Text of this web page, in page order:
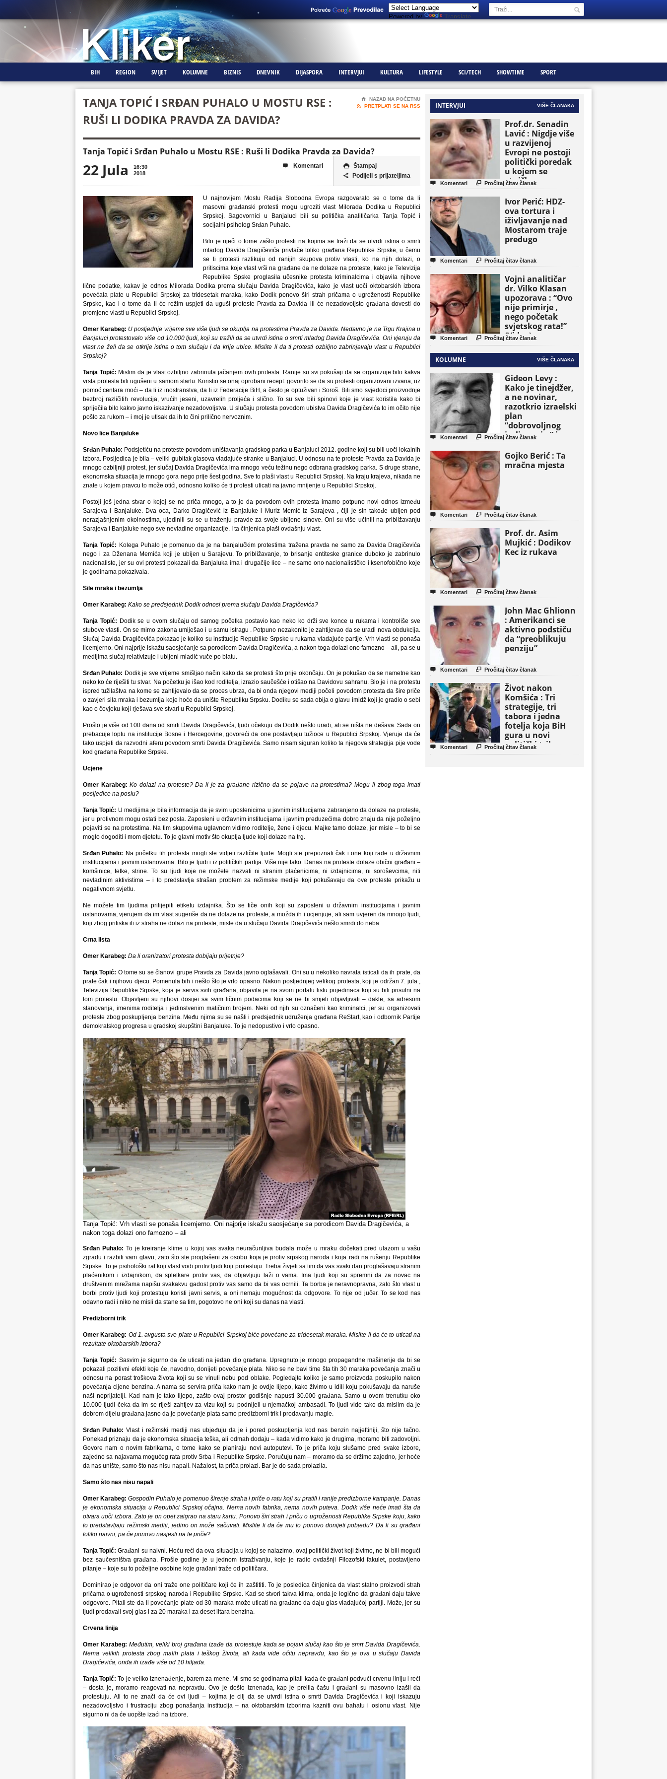
Powered by Translate
BIH REGION SVIJET KOLUMNE BIZNIS DNEVNIK DIJASPORA INTERVJUI KULTURA LIFESTYLE SCI/TECH SHOWTIME SPORT
TANJA TOPIĆ I SRĐAN PUHALO U MOSTU RSE :
RUŠI LI DODIKA PRAVDA ZA DAVIDA?
⌂
NAZAD NA POČETNU

PRETPLATI SE NA RSS
Tanja Topić i Srđan Puhalo u Mostu RSE : Ruši li Dodika Pravda za Davida?
22 Jula
16:30
2018
 Štampaj
 Podijeli s prijateljima
 Komentari
U najnovijem Mostu Radija Slobodna Evropa razgovaralo se o tome da li
masovni građanski protesti mogu ugroziti vlast Milorada Dodika u Republici
Srpskoj. Sagovornici u Banjaluci bili su politička analitičarka Tanja Topić i
socijalni psiholog Srđan Puhalo.
Bilo je riječi o tome zašto protesti na kojima se traži da se utvrdi istina o smrti
mladog Davida Dragičevića privlače toliko građana Republike Srpske, u čemu
se ti protesti razlikuju od ranijih skupova protiv vlasti, ko na njih dolazi, o
pritiscima koje vlast vrši na građane da ne dolaze na proteste, kako je Televizija
Republike Spske proglasila učesnike protesta kriminalcima i objavila njihove
lične podatke, kakav je odnos Milorada Dodika prema slučaju Davida Dragičevića, kako je vlast uoči oktobarskih izbora
povećala plate u Republici Srpskoj za tridesetak maraka, kako Dodik ponovo širi strah pričama o ugroženosti Republike
Srpske, kao i o tome da li će režim uspjeti da uguši proteste Pravda za Davida ili će nezadovoljsto građana dovesti do
promjene vlasti u Republici Srpskoj.
Omer Karabeg: U posljednje vrijeme sve više ljudi se okuplja na protestima Pravda za Davida. Nedavno je na Trgu Krajina u
Banjaluci protestovalo više od 10.000 ljudi, koji su tražili da se utvrdi istina o smrti mladog Davida Dragičevića. Oni vjeruju da
vlast ne želi da se otkrije istina o tom slučaju i da krije ubice. Mislite li da ti protesti ozbiljno zabrinjavaju vlast u Republici
Srpskoj?
Tanja Topić: Mislim da je vlast ozbiljno zabrinuta jačanjem ovih protesta. Ranije su svi pokušaji da se organizuje bilo kakva
vrsta protesta bili ugušeni u samom startu. Koristio se onaj oprobani recept: govorilo se da su protesti organizovani izvana, uz
pomoć centara moći – da li iz inostranstva, da li iz Federacije BiH, a često je optuživan i Soroš. Bili smo svjedoci proizvodnje
bezbroj različitih revolucija, vrućih jeseni, uzavrelih proljeća i slično. To su sve bili spinovi koje je vlast koristila kako bi
spriječila bilo kakvo javno iskazivanje nezadovoljstva. U slučaju protesta povodom ubistva Davida Dragičevića to im očito nije
pošlo za rukom – i moj je utisak da ih to čini prilično nervoznim.
Novo lice Banjaluke
Srđan Puhalo: Podsjetiću na proteste povodom uništavanja gradskog parka u Banjaluci 2012. godine koji su bili uoči lokalnih
izbora. Posljedica je bila – veliki gubitak glasova vladajuće stranke u Banjaluci. U odnosu na te proteste Pravda za Davida je
mnogo ozbiljniji protest, jer slučaj Davida Dragičevića ima mnogo veću težinu nego odbrana gradskog parka. S druge strane,
ekonomska situacija je mnogo gora nego prije šest godina. Sve to plaši vlast u Republici Srpskoj. Na kraju krajeva, nikada ne
znate u kojem pravcu to može otići, odnosno koliko će ti protesti uticati na javno mnijenje u Republici Srpskoj.
Postoji još jedna stvar o kojoj se ne priča mnogo, a to je da povodom ovih protesta imamo potpuno novi odnos između
Sarajeva i Banjaluke. Dva oca, Darko Dragičević iz Banjaluke i Muriz Memić iz Sarajeva , čiji je sin takođe ubijen pod
nerazjašnjenim okolnostima, ujedinili su se u traženju pravde za svoje ubijene sinove. Oni su više učinili na približavanju
Sarajeva i Banjaluke nego sve nevladine organizacije. I ta činjenica plaši ovdašnju vlast.
Tanja Topić: Kolega Puhalo je pomenuo da je na banjalučkim protestima tražena pravda ne samo za Davida Dragičevića
nego i za Dženana Memića koji je ubijen u Sarajevu. To približavanje, to brisanje entiteske granice duboko je zabrinulo
nacionaliste, jer su ovi protesti pokazali da Banjaluka ima i drugačije lice – ne samo ono nacionalističko i ksenofobično koje
je godinama pokazivala.
Sile mraka i bezumlja
Omer Karabeg: Kako se predsjednik Dodik odnosi prema slučaju Davida Dragičevića?
Tanja Topić: Dodik se u ovom slučaju od samog početka postavio kao neko ko drži sve konce u rukama i kontroliše sve
stubove vlasti. On se mimo zakona umiješao i u samu istragu . Potpuno nezakonito je zahtijevao da se uradi nova obdukcija.
Slučaj Davida Dragičevića pokazao je koliko su institucije Republike Srpske u rukama vladajuće partije. Vrh vlasti se ponaša
licemjerno. Oni najprije iskažu saosjećanje sa porodicom Davida Dragičevića, a nakon toga dolazi ono famozno – ali, pa se u
medijima slučaj relativizuje i ubijeni mladić vuče po blatu.
Srđan Puhalo: Dodik je sve vrijeme smišljao način kako da se protesti što prije okončaju. On je pokušao da se nametne kao
neko ko će riješiti tu stvar. Na početku je išao kod roditelja, izrazio saučešće i otišao na Davidovu sahranu. Bio je i na protestu
ispred tužilaštva na kome se zahtijevalo da se proces ubrza, da bi onda njegovi mediji počeli povodom protesta da šire priče
o zavjeri sila mraka i bezumlja koje hoće da unište Republiku Srpsku. Dodiku se sada obija o glavu imidž koji je gradio o sebi
kao o čovjeku koji rješava sve stvari u Republici Srpskoj.
Prošlo je više od 100 dana od smrti Davida Dragičevića, ljudi očekuju da Dodik nešto uradi, ali se ništa ne dešava. Sada on
prebacuje loptu na institucije Bosne i Hercegovine, govoreći da one postavljaju tužioce u Republici Srpskoj. Vjeruje da će
tako uspjeti da razvodni aferu povodom smrti Davida Dragičevića. Samo nisam siguran koliko ta njegova strategija pije vode
kod građana Republike Srpske.
Ucjene
Omer Karabeg: Ko dolazi na proteste? Da li je za građane rizično da se pojave na protestima? Mogu li zbog toga imati
posljedice na poslu?
Tanja Topić: U medijima je bila informacija da je svim uposlenicima u javnim institucijama zabranjeno da dolaze na proteste,
jer u protivnom mogu ostati bez posla. Zaposleni u državnim institucijama i javnim preduzećima dobro znaju da nije poželjno
pojaviti se na protestima. Na tim skupovima uglavnom vidimo roditelje, žene i djecu. Majke tamo dolaze, jer misle – to bi se
moglo dogoditi i mom djetetu. To je glavni motiv što okuplja ljude koji dolaze na trg.
Srđan Puhalo: Na početku tih protesta mogli ste vidjeti različite ljude. Mogli ste prepoznati čak i one koji rade u državnim
institucijama i javnim ustanovama. Bilo je ljudi i iz političkih partija. Više nije tako. Danas na proteste dolaze obični građani –
komšinice, tetke, strine. To su ljudi koje ne možete nazvati ni stranim plaćenicima, ni izdajnicima, ni soroševcima, niti
nevladinim aktivistima – i to predstavlja strašan problem za režimske medije koji pokušavaju da ove proteste prikažu u
negativnom svjetlu.
Ne možete tim ljudima prilijepiti etiketu izdajnika. Što se tiče onih koji su zaposleni u državnim institucijama i javnim
ustanovama, vjerujem da im vlast sugeriše da ne dolaze na proteste, a možda ih i ucjenjuje, ali sam uvjeren da mnogo ljudi,
koji zbog pritiska ili iz straha ne dolazi na proteste, misle da u slučaju Davida Dragičevića nešto smrdi do neba.
Crna lista
Omer Karabeg: Da li oranizatori protesta dobijaju prijetnje?
Tanja Topić: O tome su se članovi grupe Pravda za Davida javno oglašavali. Oni su u nekoliko navrata isticali da ih prate, da
prate čak i njihovu djecu. Pomenula bih i nešto što je vrlo opasno. Nakon posljednjeg velikog protesta, koji je održan 7. jula ,
Televizija Republike Srpske, koja je servis svih građana, objavila je na svom portalu listu pojedinaca koji su bili prisutni na
tom protestu. Objavljeni su njihovi dosijei sa svim ličnim podacima koji se ne bi smjeli objavljivati – dakle, sa adresom
stanovanja, imenima roditelja i jedinstvenim matičnim brojem. Neki od njih su označeni kao kriminalci, jer su organizovali
proteste zbog poskupljenja benzina. Među njima su se našli i predsjednik udruženja građana ReStart, kao i odbornik Partije
demokratskog progresa u gradskoj skupštini Banjaluke. To je nedopustivo i vrlo opasno.
Tanja Topić: Vrh vlasti se ponaša licemjerno. Oni najprije iskažu saosjećanje sa porodicom Davida Dragičevića, a
nakon toga dolazi ono famozno – ali
Srđan Puhalo: To je kreiranje klime u kojoj vas svaka neuračunljiva budala može u mraku dočekati pred ulazom u vašu
zgradu i razbiti vam glavu, zato što ste proglašeni za osobu koja je protiv srpskog naroda i koja radi na rušenju Republike
Srpske. To je psihološki rat koji vlast vodi protiv ljudi koji protestuju. Treba živjeti sa tim da vas svaki dan proglašavaju stranim
plaćenikom i izdajnikom, da spletkare protiv vas, da objavljuju laži o vama. Ima ljudi koji su spremni da za novac na
društvenim mrežama napišu svakakvu gadost protiv vas samo da bi vas ocrnili. Ta borba je neravnopravna, zato što vlast u
borbi protiv ljudi koji protestuju koristi javni servis, a oni nemaju mogućnost da odgovore. To nije od jučer. To se kod nas
odavno radi i niko ne misli da stane sa tim, pogotovo ne oni koji su danas na vlasti.
Predizborni trik
Omer Karabeg: Od 1. avgusta sve plate u Republici Srpskoj biće povećane za tridesetak maraka. Mislite li da će to uticati na
rezultate oktobarskih izbora?
Tanja Topić: Sasvim je sigurno da će uticati na jedan dio građana. Upregnuto je mnogo propagandne mašinerije da bi se
pokazali pozitivni efekti koje će, navodno, donijeti povećanje plata. Niko se ne bavi time šta tih 30 maraka povećanja znači u
odnosu na porast troškova života koji su se vinuli nebu pod oblake. Pogledajte koliko je samo proizvoda poskupilo nakon
povećanja cijene benzina. A nama se servira priča kako nam je ovdje lijepo, kako živimo u idili koju pokušavaju da naruše
naši neprijatelji. Kad nam je tako lijepo, zašto ovaj prostor godišnje napusti 30.000 građana. Samo u ovom trenutku oko
10.000 ljudi čeka da im se riješi zahtjev za vizu koji su podnijeli u njemačkoj ambasadi. To ljudi vide tako da mislim da je
dobrom dijelu građana jasno da je povećanje plata samo predizborni trik i prodavanju magle.
Srđan Puhalo: Vlast i režimski mediji nas ubjeđuju da je i pored poskupljenja kod nas benzin najjeftiniji, što nije tačno.
Ponekad priznaju da je ekonomska situacija teška, ali odmah dodaju – kada vidimo kako je drugima, moramo biti zadovoljni.
Govore nam o novim fabrikama, o tome kako se planiraju novi autoputevi. To je priča koju slušamo pred svake izbore,
zajedno sa najavama mogućeg rata protiv Srba i Republike Srpske. Poručuju nam – moramo da se držimo zajedno, jer hoće
da nas unište, samo što nas nisu napali. Nažalost, ta priča prolazi. Bar je do sada prolazila.
Samo što nas nisu napali
Omer Karabeg: Gospodin Puhalo je pomenuo širenje straha i priče o ratu koji su pratili i ranije predizborne kampanje. Danas
je ekonomska situacija u Republici Srpskoj očajna. Nema novih fabrika, nema novih puteva. Dodik više neće imati šta da
otvara uoči izbora. Zato je on opet zaigrao na staru kartu. Ponovo širi strah i priču o ugroženosti Republike Srpske koju, kako
to predstavljaju režimski mediji, jedino on može sačuvati. Mislite li da će mu to ponovo donijeti pobjedu? Da li su građani
toliko naivni, pa će ponovo nasjesti na te priče?
Tanja Topić: Građani su naivni. Hoću reći da ova situacija u kojoj se nalazimo, ovaj politički život koji živimo, ne bi bili mogući
bez saučesništva građana. Prošle godine je u jednom istraživanju, koje je radio ovdašnji Filozofski fakulet, postavljeno
pitanje – koje su to poželjne osobine koje građani traže od političara.
Dominirao je odgovor da oni traže one političare koji će ih zaštititi. To je posledica činjenica da vlast stalno proizvodi strah
pričama o ugroženosti srpskog naroda i Republike Srpske. Kad se stvori takva klima, onda je logično da građani daju takve
odgovore. Pitali ste da li povećanje plate od 30 maraka može uticati na građane da daju glas vladajućoj partiji. Može, jer su
ljudi prodavali svoj glas i za 20 maraka i za deset litara benzina.
Crvena linija
Omer Karabeg: Međutim, veliki broj građana izađe da protestuje kada se pojavi slučaj kao što je smrt Davida Dragičevića.
Nema velikih protesta zbog malih plata i teškog života, ali kada vide očitu nepravdu, kao što je ova u slučaju Davida
Dragičevića, onda ih izađe više od 10 hiljada.
Tanja Topić:To je veliko iznenađenje, barem za mene. Mi smo se godinama pitali kada će građani podvući crvenu liniju i reći
– dosta je, moramo reagovati na nepravdu. Ovo je došlo iznenada, kap je prelila čašu i građani su masovno izašli da
protestuju. Ali to ne znači da će ovi ljudi – kojima je cilj da se utvrdi istina o smrti Davida Dragičevića i koji iskazuju
nezadovoljstvo i frustraciju zbog ponašanja institucija – na oktobarskim izborima kazniti ovu bahatu i osionu vlast. Nije
sigurno ni da će uopšte izaći na izbore.
INTERVJUI VIŠE ČLANAKA
Prof.dr. Senadin
Lavić : Nigdje više
u razvijenoj
Evropi ne postoji
politički poredak
u kojem se
etničke grupe
pojavljuju kao
osnovne političke
jedinice
 Komentari  Pročitaj čitav članak
Ivor Perić: HDZ-
ova tortura i
iživljavanje nad
Mostarom traje
predugo
 Komentari  Pročitaj čitav članak
Vojni analitičar
dr. Vilko Klasan
upozorava : “Ovo
nije primirje ,
nego početak
svjetskog rata!”
(Video)
 Komentari  Pročitaj čitav članak
KOLUMNE VIŠE ČLANAKA
Gideon Levy :
Kako je tinejdžer,
a ne novinar,
razotkrio izraelski
plan
“dobrovoljnog
iseljavanja ” iz
Gaze
 Komentari  Pročitaj čitav članak
Gojko Berić : Ta
mračna mjesta
 Komentari  Pročitaj čitav članak
Prof. dr. Asim
Mujkić : Dodikov
Kec iz rukava
 Komentari  Pročitaj čitav članak
John Mac Ghlionn
: Amerikanci se
aktivno podstiču
da “preoblikuju
penziju”
 Komentari  Pročitaj čitav članak
Život nakon
Komšića : Tri
strategije, tri
tabora i jedna
fotelja koja BiH
gura u novi
politički triler
 Komentari  Pročitaj čitav članak